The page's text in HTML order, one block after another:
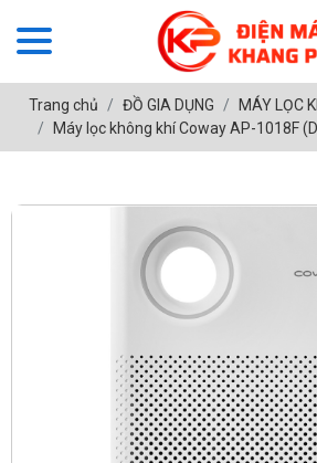
Trang chủ ĐỒ GIA DỤNG
MÁY LỌC
Máy lọc không khí Coway AP-1018F